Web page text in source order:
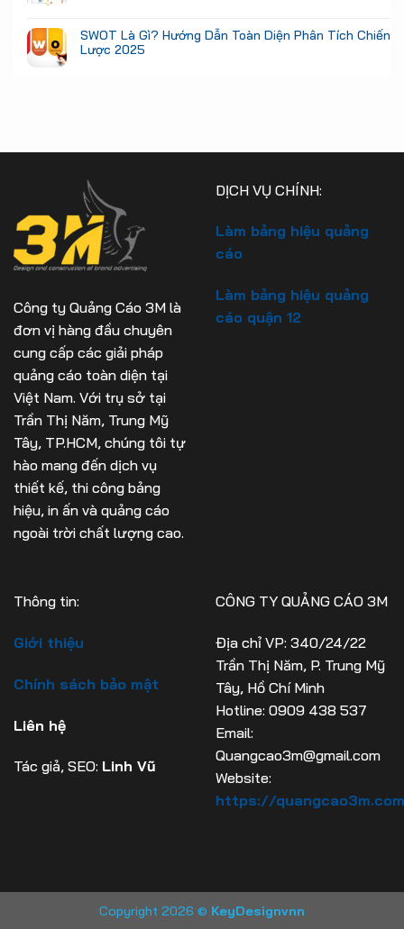
SWOT Là Gì? Hướng Dẫn Toàn Diện Phân Tích Chiến
Lược 2025
Công ty Quảng Cáo 3M là
đơn vị hàng đầu chuyên
cung cấp các giải pháp
quảng cáo toàn diện tại
Việt Nam. Với trụ sở tại
Trần Thị Năm, Trung Mỹ
Tây, TP.HCM, chúng tôi tự
hào mang đến dịch vụ
thiết kế, thi công bảng
hiệu, in ấn và quảng cáo
ngoài trời chất lượng cao.
DỊCH VỤ CHÍNH:
Làm bảng hiệu quảng
cáo
Làm bảng hiệu quảng
cáo quận 12
Thông tin:
Giới thiệu
Chính sách bảo mật
Liên hệ
Tác giả, SEO: Linh Vũ
CÔNG TY QUẢNG CÁO 3M
Địa chỉ VP: 340/24/22
Trần Thị Năm, P. Trung Mỹ
Tây, Hồ Chí Minh
Hotline: 0909 438 537
Email:
Quangcao3m@gmail.com
Website:
https://
Copyright 2026 © KeyDesignvnn